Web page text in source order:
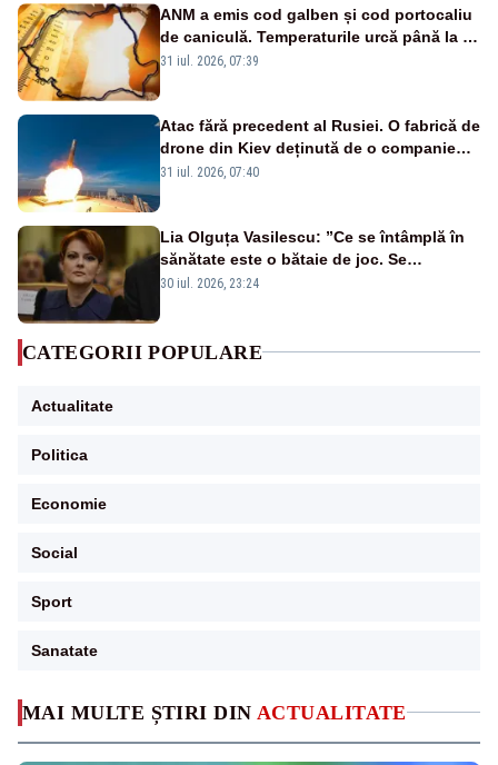
MAI MULTE ȘTIRI DIN ACTUALITATE
ANM a emis cod galben și cod portocaliu
de caniculă. Temperaturile urcă până la 38
de grade, iar nopțile devin tropicale
31 iul. 2026, 07:39
Atac fără precedent al Rusiei. O fabrică de
drone din Kiev deținută de o companie
americană, distrusă de o rachetă
31 iul. 2026, 07:40
Lia Olguța Vasilescu: ”Ce se întâmplă în
sănătate este o bătaie de joc. Se
guvernează extraordinar de prost”
30 iul. 2026, 23:24
CATEGORII POPULARE
Actualitate
Politica
Economie
Social
Sport
Sanatate